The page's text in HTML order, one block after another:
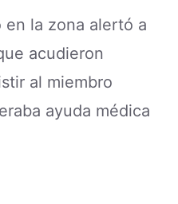
la zona alertó a
acudieron
al miembro
ayuda médica